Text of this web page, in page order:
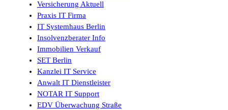
Versicherung Aktuell
Praxis IT Firma
IT Systemhaus Berlin
Insolvenzberater Info
Immobilien Verkauf
SET Berlin
Kanzlei IT Service
Anwalt IT Dienstleister
NOTAR IT Support
EDV Überwachung Straße